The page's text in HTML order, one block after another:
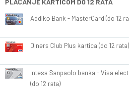
PLAĆANJE KARTICOM DO 12 RATA
Addiko Bank - MasterCard (do 12
Diners Club Plus kartica (do 12 rata)
Intesa Sanpaolo banka - Visa
(do 12 rata)